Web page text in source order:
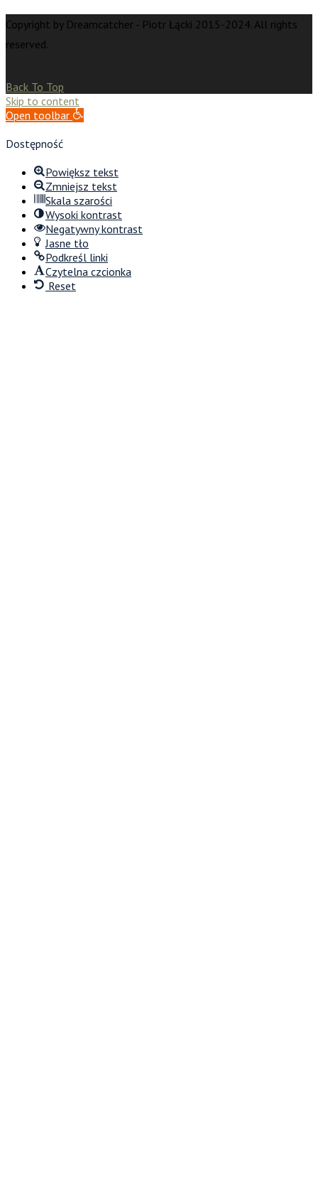
Copyright by Dreamcatcher - Piotr Łącki 2015-2024. All rights
reserved.
Back To Top
Skip to content
Open toolbar
Dostępność
Powiększ tekst
Zmniejsz tekst
Skala szarości
Wysoki kontrast
Negatywny kontrast
Jasne tło
Podkreśl linki
Czytelna czcionka
Reset